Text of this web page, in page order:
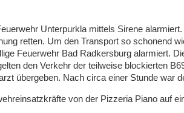
Unterpurkla mittels Sirene
retten. Um den Transport so schonend
Feuerwehr Bad Radkersburg alarmiert.
den Verkehr der teilweise blockierten
übergeben. Nach circa einer Stunde war
von der Pizzeria Piano auf